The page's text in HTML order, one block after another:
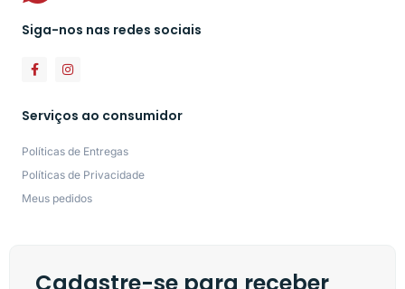
Siga-nos nas redes sociais
Serviços ao consumidor
Políticas de Entregas
Políticas de Privacidade
Meus pedidos